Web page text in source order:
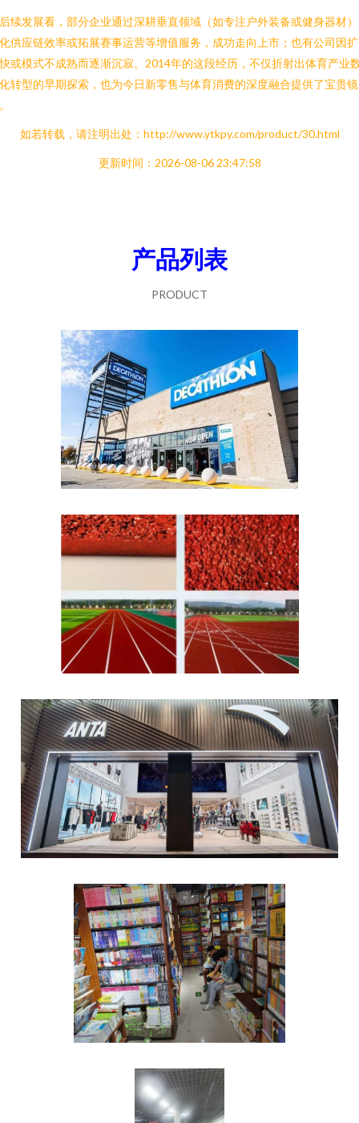
续发展看，部分企业通过深耕垂直领域（如专注户外装备或健身器材
供应链效率或拓展赛事运营等增值服务，成功走向上市；也有公司因
或模式不成熟而逐渐沉寂。2014年的这段经历，不仅折射出体育产业
转型的早期探索，也为今日新零售与体育消费的深度融合提供了宝贵镜
如若转载，请注明出处：http://www.ytkpy.com/product/30.html
更新时间：2026-08-06 23:47:58
产品列表
PRODUCT